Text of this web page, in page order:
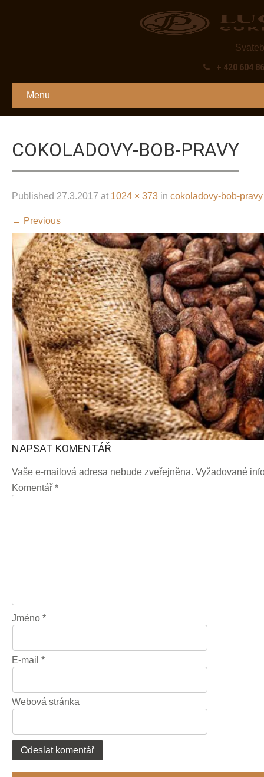
+ 420 604
Menu
COKOLADOVY-BOB-PRAVY
Published 27.3.2017 at 1024 × 373 in cokoladovy-bob-pravy
← Previous
NAPSAT KOMENTÁŘ
Vaše e-mailová adresa nebude zveřejněna. Vyžadované
Komentář *
Jméno *
E-mail *
Webová stránka